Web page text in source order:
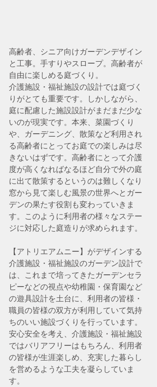
高齢者、シニア向けガーデンデザイン
と工事。手すりやスロープ。高齢者が
自由に楽しめる庭づくり。
介護施設・福祉施設の設計では庭づく
りがとても重要です。しかしながら、
庭に配慮した施設設計がまだまだ少な
いのが現実です。本来、菜園づくり
や、ガーデニング、散策など利用され
る高齢者にとってお庭での楽しみは尽
きないはずです。高齢者にとって介護
度が高くなればなるほど自分で外の庭
に出て散策するというのは難しくなり
窓から見て楽しむ風景の世界へとガー
デンの果たす役割も変わっていきま
す。このように利用者の様々なステー
ジに対応した庭造りが求められます。
【アトリエアムニー】がデザインする
介護施設・福祉施設のガーデン設計で
は、これまで培ってきたガーデンセラ
ピーなどの視点や幼稚園・保育園など
の遊具設計を土台に、利用者の皆様・
職員の皆様の双方が利用していて気持
ちのいい施設づくりを行っています。
安心安全を考え、介護施設・福祉施設
ではバリアフリーはもちろん、利用者
の皆様が生涯楽しめ、充実した暮らし
を営めるような工夫を凝らしていま
す。